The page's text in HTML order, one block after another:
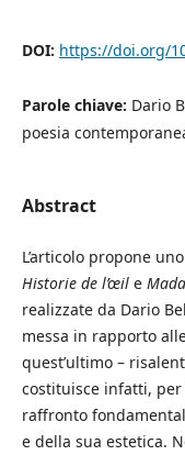
DOI: https://doi.org/
Parole chiave: Dario
poesia
Abstract
L’articolo propone
Historie de l’œil e
realizzate da Dario
messa in rapporto
quest’ultimo –
costituisce infatti, per
raffronto
e della sua estetica.